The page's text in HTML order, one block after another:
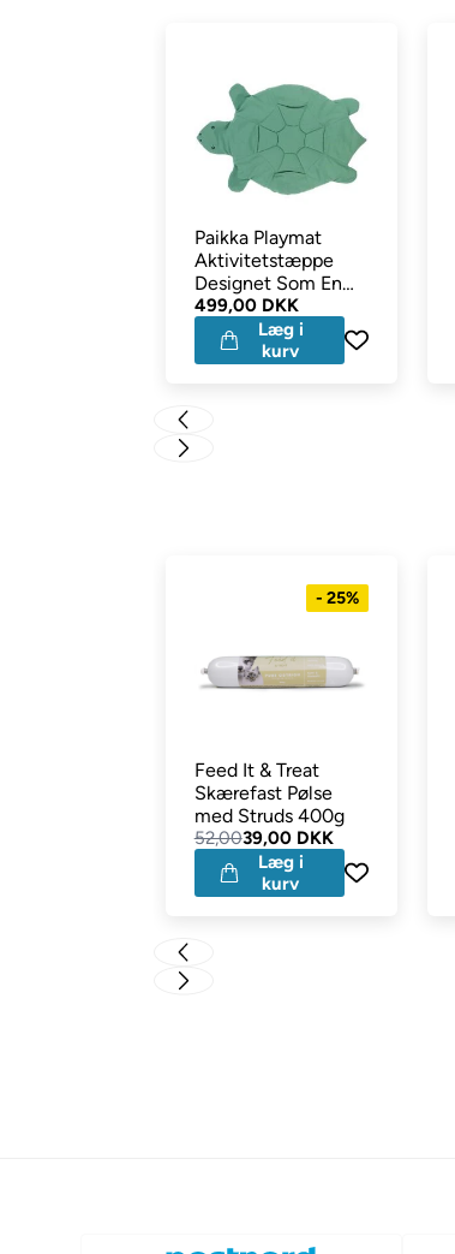
Paikka Playmat
Aktivitetstæppe
Designet Som En
Grøn Skildpadde
499,00 DKK
Læg i
kurv
- 25%
Feed It & Treat
Skærefast Pølse
med Struds 400g
52,0039,00 DKK
Læg i
kurv